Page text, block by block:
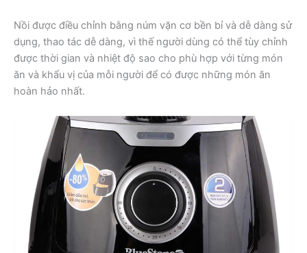
Nồi được điều chỉnh bằng núm vặn cơ bền bỉ và dễ dàng sử
dụng, thao tác dễ dàng, vì thế người dùng có thể tùy chỉnh
được thời gian và nhiệt độ sao cho phù hợp với từng món
ăn và khẩu vị của mỗi người để có được những món ăn
hoàn hảo nhất.